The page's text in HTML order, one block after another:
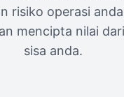
risiko operasi
mencipta nilai
sisa anda.